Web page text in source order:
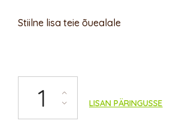
Stiilne lisa teie õuealale
LISAN PÄRINGUSSE